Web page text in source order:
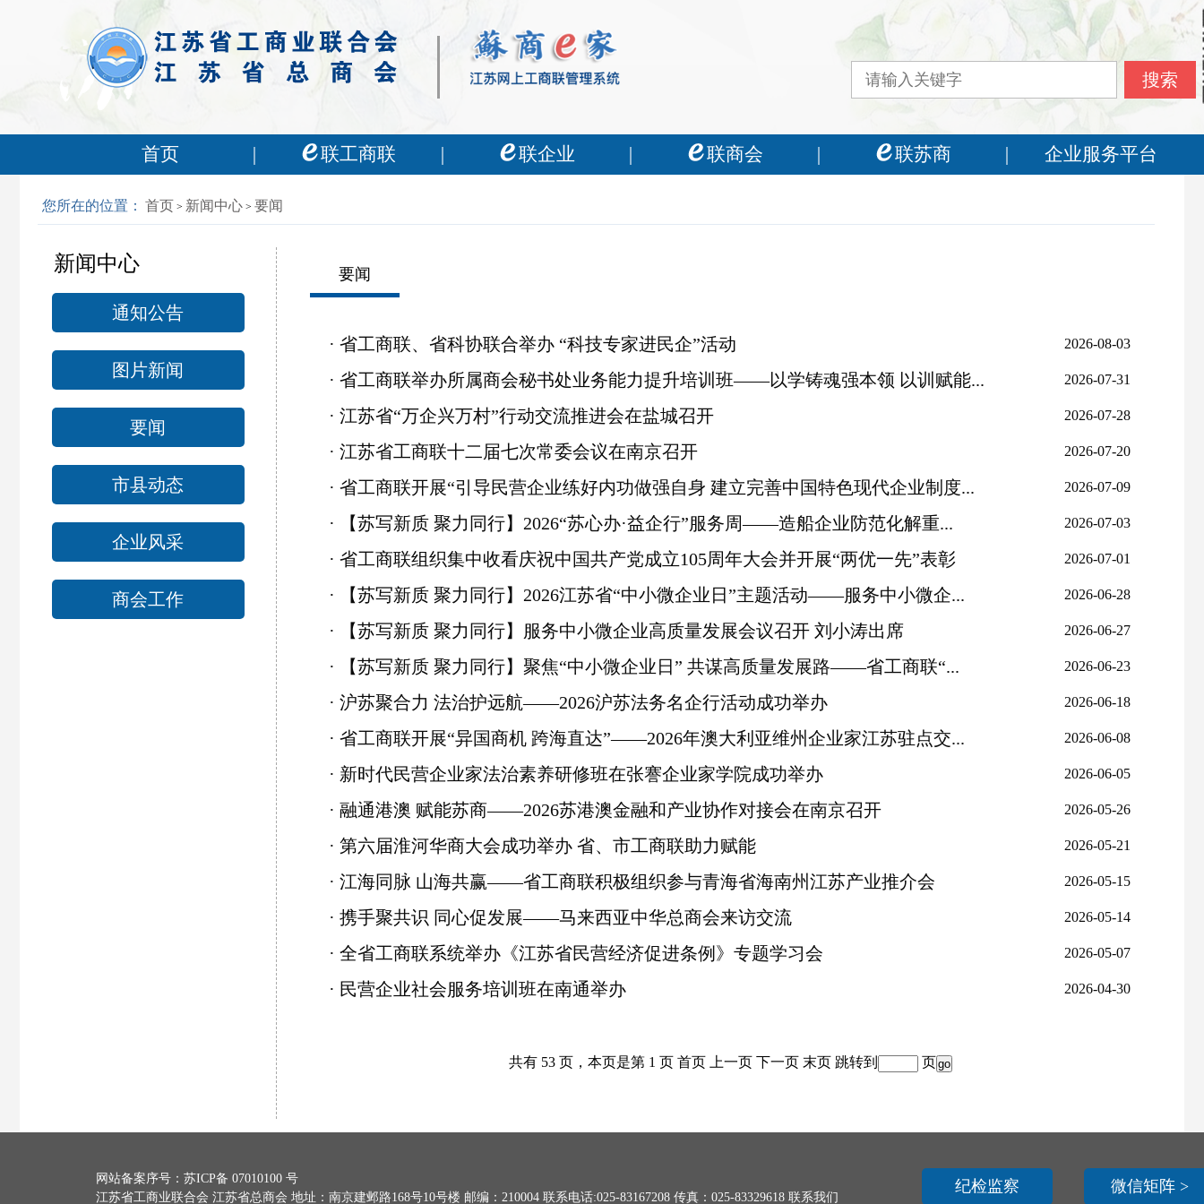
首页 联工商联 联企业 联商会 联苏商 企业服务平台
您所在的位置： 首页 > 新闻中心 > 要闻
新闻中心
通知公告
图片新闻
要闻
市县动态
企业风采
商会工作
要闻
· 省工商联、省科协联合举办 “科技专家进民企”活动 2026-08-03
· 省工商联举办所属商会秘书处业务能力提升培训班——以学铸魂强本领 以训赋能... 2026-07-31
· 江苏省“万企兴万村”行动交流推进会在盐城召开 2026-07-28
· 江苏省工商联十二届七次常委会议在南京召开 2026-07-20
· 省工商联开展“引导民营企业练好内功做强自身 建立完善中国特色现代企业制度... 2026-07-09
· 【苏写新质 聚力同行】2026“苏心办·益企行”服务周——造船企业防范化解重... 2026-07-03
· 省工商联组织集中收看庆祝中国共产党成立105周年大会并开展“两优一先”表彰 2026-07-01
· 【苏写新质 聚力同行】2026江苏省“中小微企业日”主题活动——服务中小微企... 2026-06-28
· 【苏写新质 聚力同行】服务中小微企业高质量发展会议召开 刘小涛出席 2026-06-27
· 【苏写新质 聚力同行】聚焦“中小微企业日” 共谋高质量发展路——省工商联“... 2026-06-23
· 沪苏聚合力 法治护远航——2026沪苏法务名企行活动成功举办 2026-06-18
· 省工商联开展“异国商机 跨海直达”——2026年澳大利亚维州企业家江苏驻点交... 2026-06-08
· 新时代民营企业家法治素养研修班在张謇企业家学院成功举办 2026-06-05
· 融通港澳 赋能苏商——2026苏港澳金融和产业协作对接会在南京召开 2026-05-26
· 第六届淮河华商大会成功举办 省、市工商联助力赋能 2026-05-21
· 江海同脉 山海共赢——省工商联积极组织参与青海省海南州江苏产业推介会 2026-05-15
· 携手聚共识 同心促发展——马来西亚中华总商会来访交流 2026-05-14
· 全省工商联系统举办《江苏省民营经济促进条例》专题学习会 2026-05-07
· 民营企业社会服务培训班在南通举办 2026-04-30
共有 53 页，本页是第 1 页 首页 上一页 下一页 末页 跳转到 页
网站备案序号： 苏ICP备 07010100 号
江苏省工商业联合会 江苏省总商会 地址：南京建邺路168号10号楼 邮编：210004 联系电话:025-83167208 传真：025-83329618 联系我们
纪检监察 微信矩阵 >